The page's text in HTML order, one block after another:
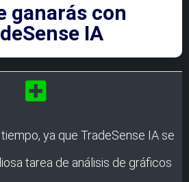
ganarás con
IA
ya que TradeSense IA se
tarea de análisis de gráficos